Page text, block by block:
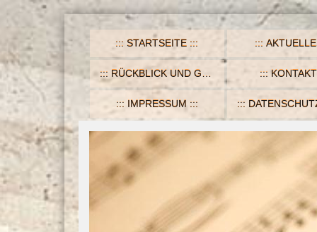
STARTSEITE
RÜCKBLICK UND GALERIE KONTAKT
IMPRESSUM